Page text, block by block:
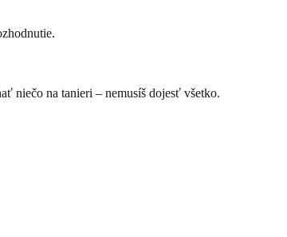
niečo na tanieri – nemusíš dojesť všetko.